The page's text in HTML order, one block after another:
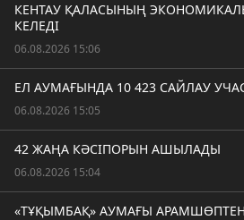
КЕНТАУ ҚАЛАСЫНЫҢ
КЕЛЕДІ
06.08.2026 15:06
ЕЛ АУМАҒЫНДА 10 423 САЙЛАУ
06.08.2026 15:05
42 ЖАҢА КӘСІПОРЫН АШЫЛАДЫ
06.08.2026 15:04
«ТҰҚЫМБАҚ» АУМАҒЫ